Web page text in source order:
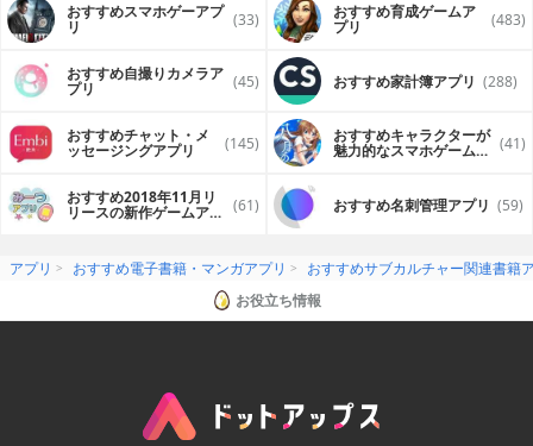
おすすめスマホゲーアプ
リ (33) おすすめ育成ゲームア
プリ (483)
おすすめ自撮りカメラア
プリ (45) おすすめ家計簿アプリ (288)
おすすめチャット・メ
ッセージングアプリ (145) おすすめキャラクターが
魅力的なスマホゲームア (41)
おすすめ2018年11月リ
リースの新作ゲームアプ (61) おすすめ名刺管理アプリ (59)
アプリ おすすめ電子書籍・マンガアプリ
おすすめサブカルチャー関連書籍
お役立ち情報